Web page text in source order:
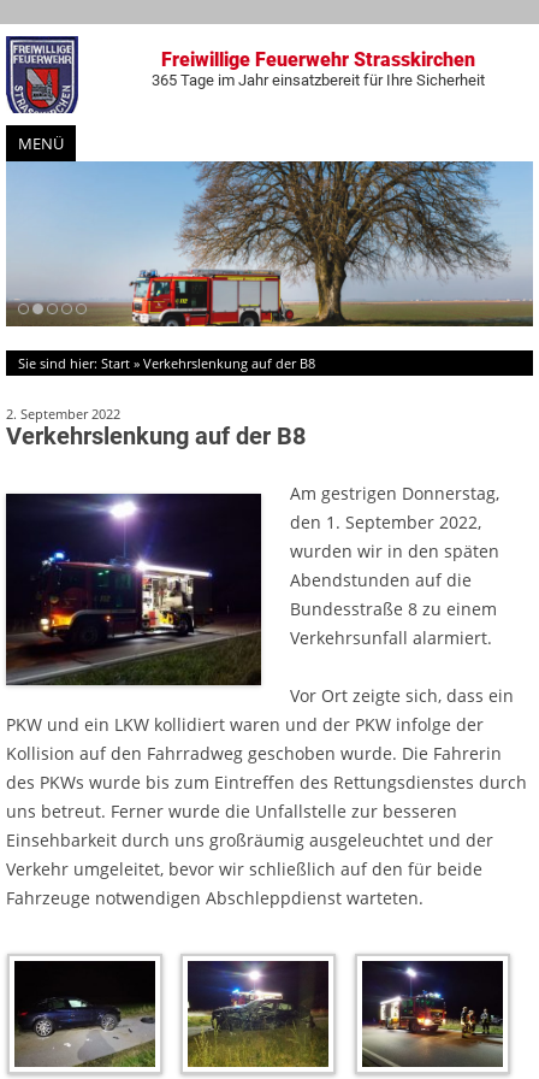
Freiwillige Feuerwehr Strasskirchen
365 Tage im Jahr einsatzbereit für Ihre Sicherheit
MENÜ
Zum
Inhalt
springen
Sie sind hier: Start » Verkehrslenkung auf der B8
2. September 2022
Verkehrslenkung auf der B8
Am gestrigen Donnerstag,
den 1. September 2022,
wurden wir in den späten
Abendstunden auf die
Bundesstraße 8 zu einem
Verkehrsunfall alarmiert.
Vor Ort zeigte sich, dass ein
PKW und ein LKW kollidiert waren und der PKW infolge der
Kollision auf den Fahrradweg geschoben wurde. Die Fahrerin
des PKWs wurde bis zum Eintreffen des Rettungsdienstes durch
uns betreut. Ferner wurde die Unfallstelle zur besseren
Einsehbarkeit durch uns großräumig ausgeleuchtet und der
Verkehr umgeleitet, bevor wir schließlich auf den für beide
Fahrzeuge notwendigen Abschleppdienst warteten.